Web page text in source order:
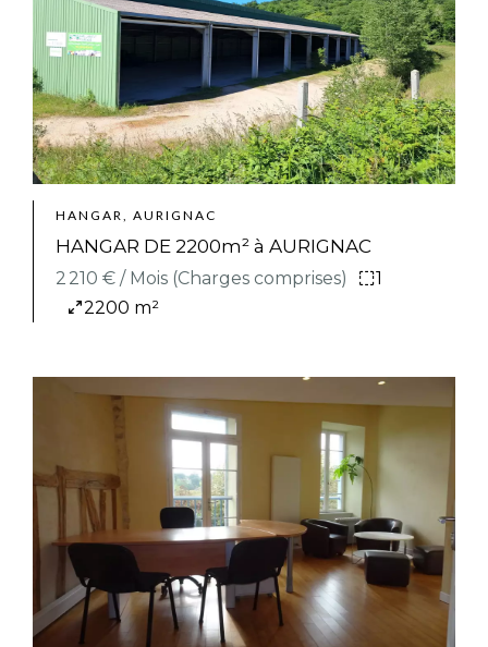
HANGAR, AURIGNAC
HANGAR DE 2200m² à AURIGNAC
2 210 € / Mois (Charges comprises)
1
2200 m²